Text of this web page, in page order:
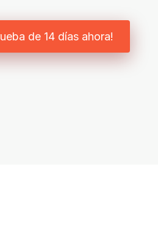
de 14 días ahora!